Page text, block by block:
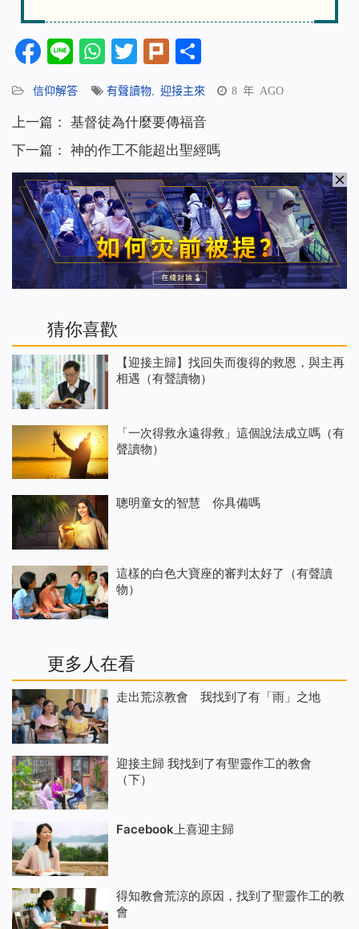
Facebook
LineWhatsApp
Twitter
Plurk
信仰解答 有聲讀物 迎接主來 8 年 AGO
上一篇： 基督徒為什麼要傳福音
下一篇： 神的作工不能超出聖經嗎
猜你喜歡
【迎接主歸】找回失而復得的救恩，與主再
相遇（有聲讀物）
「一次得救永遠得救」這個說法成立嗎（有
聲讀物）
聰明童女的智慧 你具備嗎
這樣的白色大寶座的審判太好了（有聲讀
物）
更多人在看
走出荒涼教會 我找到了有「雨」之地
迎接主歸 我找到了有聖靈作工的教會
（下）
Facebook上喜迎主歸
得知教會荒涼的原因，找到了聖靈作工的教
會